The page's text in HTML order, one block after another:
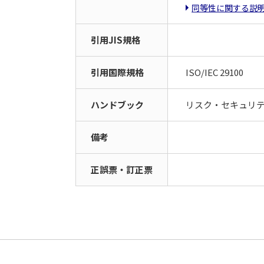
同等性に関する説
引用JIS規格
引用国際規格 ISO/IEC 29100
ハンドブック リスク・セキュリ
備考
正誤票・訂正票